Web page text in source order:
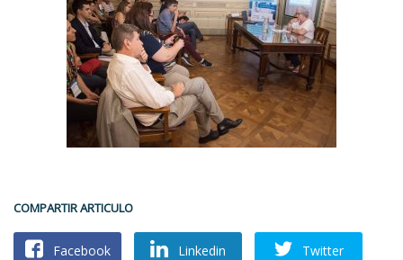
COMPARTIR ARTICULO
Facebook Linkedin Twitter